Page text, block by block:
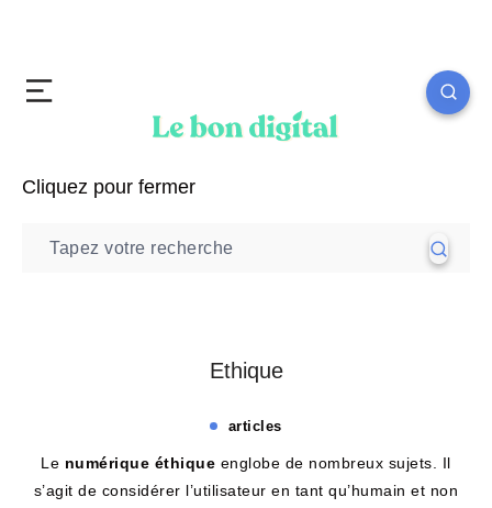
Cliquez pour fermer
Ethique
articles
Le numérique éthique englobe de nombreux sujets. Il
s’agit de considérer l’utilisateur en tant qu’humain et non